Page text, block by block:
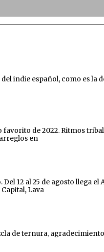
indie español, como es la
de 2022. Ritmos
en
12 al 25 de agosto llega el
Lava
de ternura,